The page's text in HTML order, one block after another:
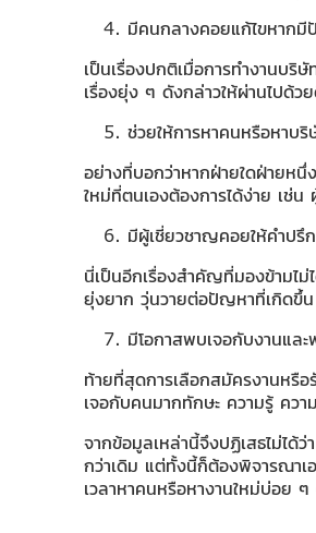
มีคนกลางคอยแก้ไขหาก
เป็นเรื่องปกติเมื่อการทำงานบ
เรื่องยุ่ง ๆ ดังกล่าวให้ผ่านไปด้ว
ช่วยให้การหาคนหรือหาบริ
อย่างที่บอกว่าหากฝ่ายใดฝ่ายห
ใหม่ที่ตนเองต้องการได้ง่าย เช่
มีผู้เชี่ยวชาญคอยให้คำปรึ
นี่เป็นอีกเรื่องสำคัญที่มองข้ามไ
ยุ่งยาก วุ่นวายต่อปัญหาที่เกิดขึ้น
มีโอกาสพบเจอกับงานแล
ท้ายที่สุดการเลือกสมัครงานหรื
เจอกับคนมากทักษะ ความรู้ คว
จากข้อมูลเหล่านี้จึงปฏิเสธไม่ไ
กว่าเดิม แต่ทั้งนี้ก็ต้องพิจารณาเ
เวลาหาคนหรือหางานใหม่บ่อย